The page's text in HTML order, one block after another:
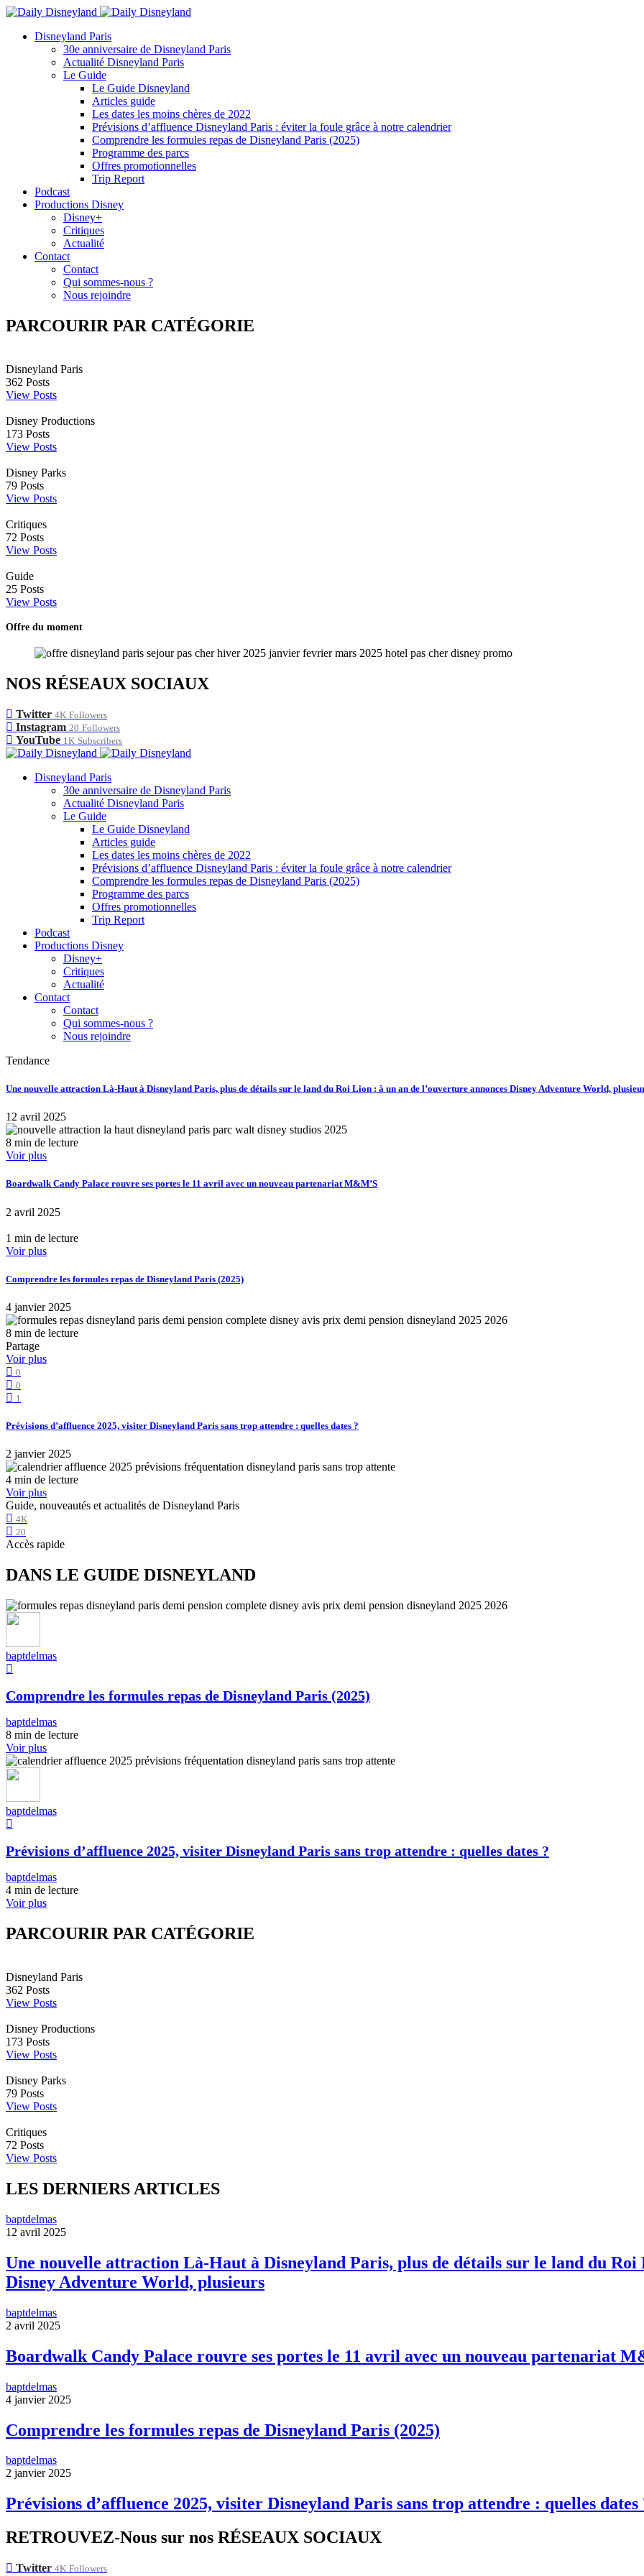
Disneyland Paris
30e anniversaire de Disneyland Paris
Actualité Disneyland Paris
Le Guide
Le Guide Disneyland
Articles guide
Les dates les moins chères de 2022
Prévisions d’affluence Disneyland Paris : éviter la foule grâce à notre calendrier
Comprendre les formules repas de Disneyland Paris (2025)
Programme des parcs
Offres promotionnelles
Trip Report
Podcast
Productions Disney
Disney+
Critiques
Actualité
Contact
Contact
Qui sommes-nous ?
Nous rejoindre
PARCOURIR PAR CATÉGORIE
Disneyland Paris
362 Posts
View Posts
Disney Productions
173 Posts
View Posts
Disney Parks
79 Posts
View Posts
Critiques
72 Posts
View Posts
Guide
25 Posts
View Posts
Offre du moment
NOS RÉSEAUX SOCIAUX
Twitter 4K Followers
Instagram 20 Followers
YouTube 1K Subscribers
Disneyland Paris
30e anniversaire de Disneyland Paris
Actualité Disneyland Paris
Le Guide
Le Guide Disneyland
Articles guide
Les dates les moins chères de 2022
Prévisions d’affluence Disneyland Paris : éviter la foule grâce à notre calendrier
Comprendre les formules repas de Disneyland Paris (2025)
Programme des parcs
Offres promotionnelles
Trip Report
Podcast
Productions Disney
Disney+
Critiques
Actualité
Contact
Contact
Qui sommes-nous ?
Nous rejoindre
Tendance
Une nouvelle attraction Là-Haut à Disneyland Paris, plus de détails sur le land du Roi Lion : à un an de l’ouverture annonces Disney Adventure World,
12 avril 2025
8 min de lecture
Voir plus
Boardwalk Candy Palace rouvre ses portes le 11 avril avec un nouveau partenariat M&M’S
2 avril 2025
1 min de lecture
Voir plus
Comprendre les formules repas de Disneyland Paris (2025)
4 janvier 2025
8 min de lecture
Partage
Voir plus
0
0
1
Prévisions d’affluence 2025, visiter Disneyland Paris sans trop attendre : quelles dates ?
2 janvier 2025
4 min de lecture
Voir plus
Guide, nouveautés et actualités de Disneyland Paris
4K
20
Accès rapide
DANS LE GUIDE DISNEYLAND
baptdelmas
Comprendre les formules repas de Disneyland Paris (2025)
baptdelmas
8 min de lecture
Voir plus
baptdelmas
Prévisions d’affluence 2025, visiter Disneyland Paris sans trop attendre : quelles dates ?
baptdelmas
4 min de lecture
Voir plus
PARCOURIR PAR CATÉGORIE
Disneyland Paris
362 Posts
View Posts
Disney Productions
173 Posts
View Posts
Disney Parks
79 Posts
View Posts
Critiques
72 Posts
View Posts
LES DERNIERS ARTICLES
baptdelmas
12 avril 2025
Une nouvelle attraction Là-Haut à Disneyland Paris, plus de détails sur le land du Roi
Disney Adventure World, plusieurs
baptdelmas
2 avril 2025
Boardwalk Candy Palace rouvre ses portes le 11 avril avec un nouveau partenariat
baptdelmas
4 janvier 2025
Comprendre les formules repas de Disneyland Paris (2025)
baptdelmas
2 janvier 2025
Prévisions d’affluence 2025, visiter Disneyland Paris sans trop attendre : quelles dates
RETROUVEZ-Nous sur nos RÉSEAUX SOCIAUX
Twitter 4K Followers